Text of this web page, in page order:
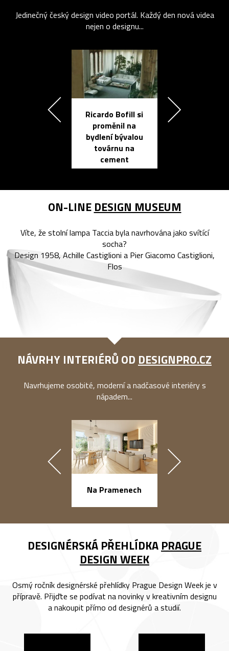
Jedinečný český design video portál. Každý den nová videa
nejen o designu...
Ricardo Bofill si
proměnil na
bydlení bývalou
továrnu na
cement
ON-LINE DESIGN MUSEUM
Víte, že stolní lampa Taccia byla navrhována jako svítící
socha?
Design 1958, Achille Castiglioni a Pier Giacomo Castiglioni,
Flos
NÁVRHY INTERIÉRŮ OD DESIGNPRO.CZ
Navrhujeme osobité, moderní a nadčasové interiéry s
nápadem...
Na Pramenech
DESIGNÉRSKÁ PŘEHLÍDKA PRAGUE
DESIGN WEEK
Osmý ročník designérské přehlídky Prague Design Week je v
přípravě. Přijďte se podívat na novinky v kreativním designu
a nakoupit přímo od designérů a studií.